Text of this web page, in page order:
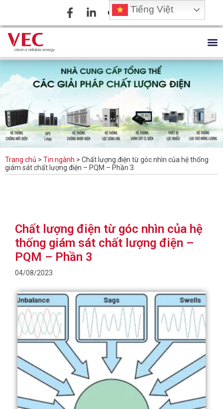
Tiếng Việt
Trang chủ > Tin ngành > Chất lượng điện từ góc nhìn của hệ thống
giám sát chất lượng điện – PQM – Phần 3
Chất lượng điện từ góc nhìn của hệ
thống giám sát chất lượng điện –
PQM – Phần 3
04/08/2023